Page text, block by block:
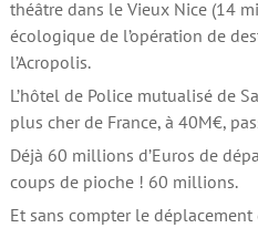
théâtre dans le Vieux Nice (14
écologique de l’opération de
l’Acropolis.
L’hôtel de Police mutualisé de
plus cher de France, à 40M€,
Déjà 60 millions d’Euros de
coups de pioche ! 60 millions.
Et sans compter le